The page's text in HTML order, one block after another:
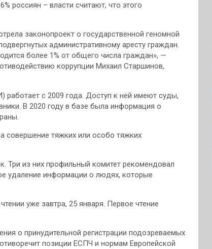
россиян – власти считают, что этого
законопроект о государственной геномной
административному аресту граждан.
более 1% от общего числа граждан», —
коррупции Михаил Старшинов,
с 2009 года. Доступ к ней имеют суды,
В 2020 году в базе была информация о
совершение тяжких или особо тяжких
Три из них профильный комитет рекомендовал
удаление информации о людях, которые
уже завтра, 25 января. Первое чтение
о принудительной регистрации подозреваемых
позиции ЕСПЧ и нормам Европейской